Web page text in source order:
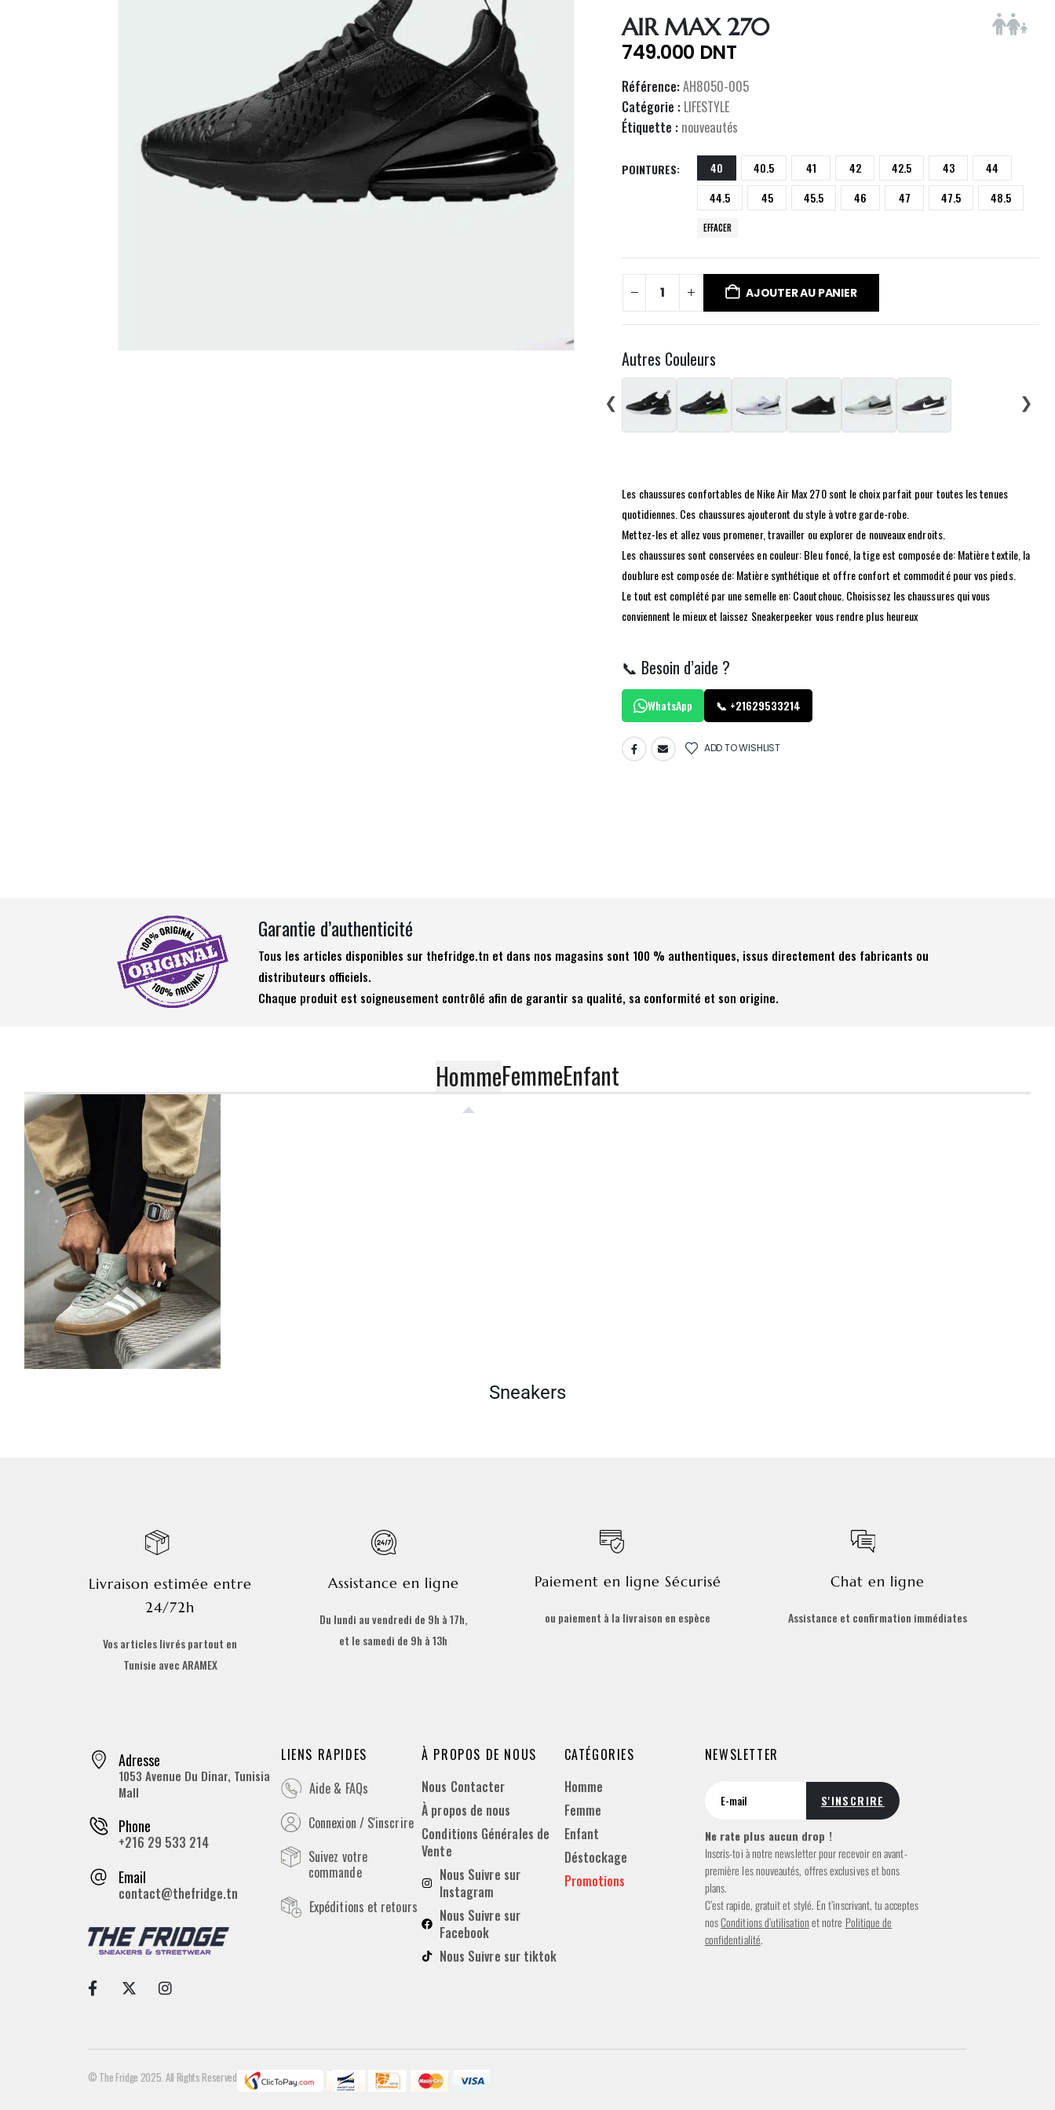
AIR MAX 270
749.000 DNT
Référence:AH8050-005
Catégorie : LIFESTYLE
Étiquette : nouveautés
POINTURES 40 40.5 41 42 42.5 43
44
44.5
45 45.5 46 47 47.5 48.5
EFFACER
AJOUTER AU PANIER
Autres Couleurs
❮
❯
Les chaussures confortables de Nike Air Max 270 sont le choix parfait pour toutes les tenues
quotidiennes. Ces chaussures ajouteront du style à votre garde-robe.
Mettez-les et allez vous promener, travailler ou explorer de nouveaux endroits.
Les chaussures sont conservées en couleur: Bleu foncé, la tige est composée de: Matière textile, la
doublure est composée de: Matière synthétique et offre confort et commodité pour vos pieds.
Le tout est complété par une semelle en: Caoutchouc. Choisissez les chaussures qui vous
conviennent le mieux et laissez Sneakerpeeker vous rendre plus heureux
📞 Besoin d’aide ?
WhatsApp 📞 +21629533214
ADD TO WISHLIST
Garantie d’authenticité
Tous les articles disponibles sur thefridge.tn et dans nos magasins sont 100 % authentiques, issus directement des fabricants ou
distributeurs officiels.
Chaque produit est soigneusement contrôlé afin de garantir sa qualité, sa conformité et son origine.
HommeFemmeEnfant
Sneakers
Livraison estimée entre
24/72h
Vos articles livrés partout en
Tunisie avec ARAMEX
Assistance en ligne
Du lundi au vendredi de 9h à 17h,
et le samedi de 9h à 13h
Paiement en ligne Sécurisé
ou paiement à la livraison en espèce
Chat en ligne
Assistance et confirmation immédiates
Adresse
1053 Avenue Du Dinar, Tunisia
Mall
Phone
+216 29 533 214
Email
contact@thefridge.tn
LIENS RAPIDES
Aide & FAQs
Connexion / S'inscrire
Suivez votre
commande
Expéditions et retours
À PROPOS DE NOUS
Nous Contacter
À propos de nous
Conditions Générales de
Vente
Nous Suivre sur
Instagram
Nous Suivre sur
Facebook
Nous Suivre sur tiktok
CATÉGORIES
Homme
Femme
Enfant
Déstockage
Promotions
NEWSLETTER
Ne rate plus aucun drop !
Inscris-toi à notre newsletter pour recevoir en avant-
première les nouveautés, offres exclusives et bons
plans.
C’est rapide, gratuit et stylé. En t’inscrivant, tu acceptes
nosConditions d’utilisationet notre Politique de
confidentialité.
© The Fridge 2025. All Rights Reserved